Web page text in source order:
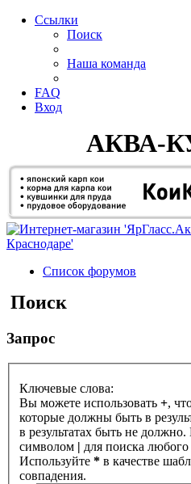
Ссылки
Поиск
Наша команда
FAQ
Вход
АКВА-
Список форумов
Поиск
Запрос
Ключевые слова:
Вы можете использовать +,
которые должны быть в
в результатах быть не
символом | для поиска любого
Используйте * в качестве
совпадения.